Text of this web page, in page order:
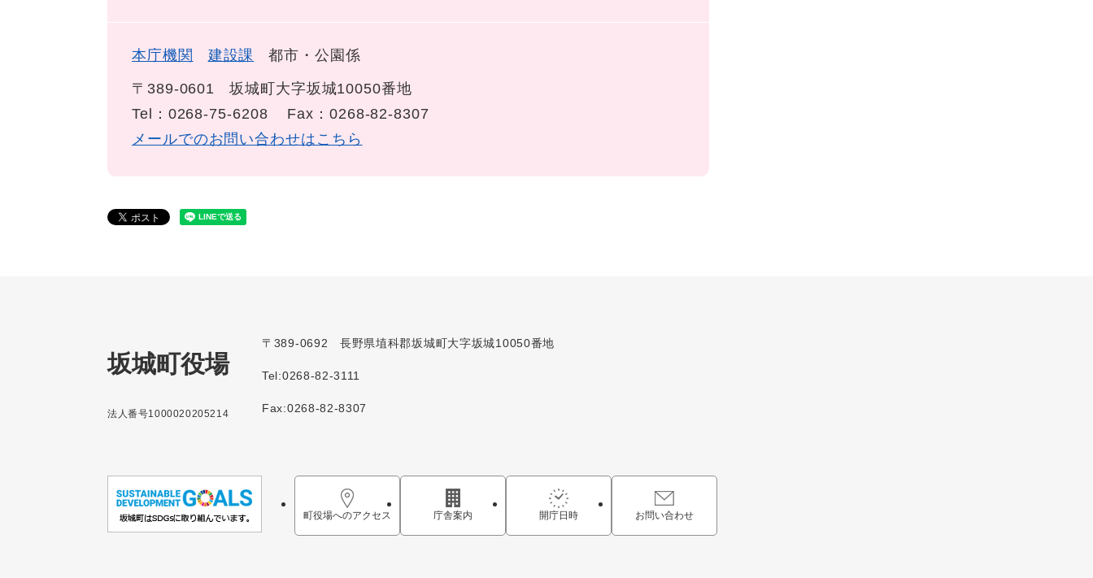
本庁機関 建設課 都市・公園係
〒389-0601
坂城町大字坂城10050番地
Tel：0268-75-6208
Fax：0268-82-8307
メールでのお問い合わせはこちら
坂城町役場
法人番号1000020205214
〒389-0692 長野県埴科郡坂城町大字坂城10050番地
Tel:0268-82-3111
Fax:0268-82-8307
町役場へのアクセス 庁舎案内 開庁日時 お問い合わせ